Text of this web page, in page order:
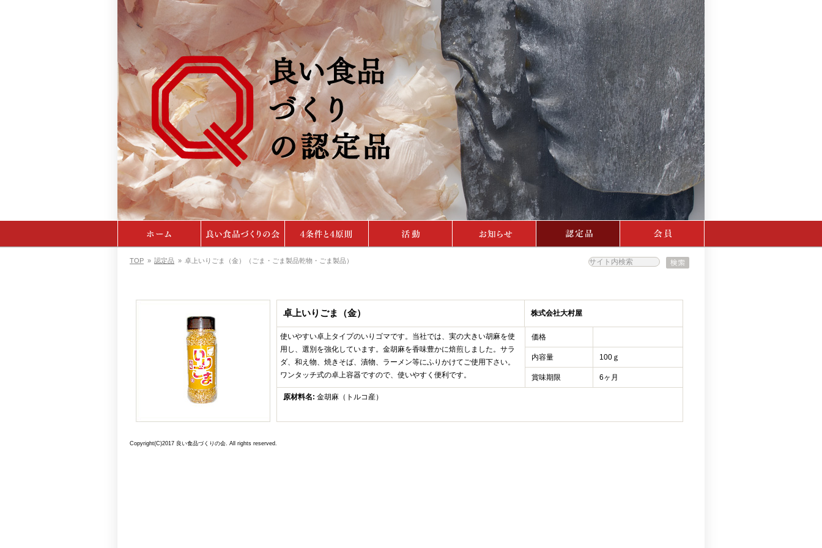
TOP » 認定品 » 卓上いりごま（金）（ごま・ごま製品乾物・ごま製品）
卓上いりごま（金） 株式会社大村屋
使いやすい卓上タイプのいりゴマです。当社では、実の大きい胡麻を使
用し、選別を強化しています。金胡麻を香味豊かに焙煎しました。サラ
ダ、和え物、焼きそば、漬物、ラーメン等にふりかけてご使用下さい。
ワンタッチ式の卓上容器ですので、使いやすく便利です。
価格
内容量 100ｇ
賞味期限 6ヶ月
原材料名: 金胡麻（トルコ産）
Copyright(C)2017 良い食品づくりの会. All rights reserved.